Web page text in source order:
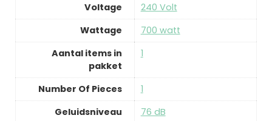
Voltage
‎240 Volt
Wattage
‎700 watt
Aantal items in
pakket
‎1
Number Of Pieces
‎1
Geluidsniveau
‎76 dB